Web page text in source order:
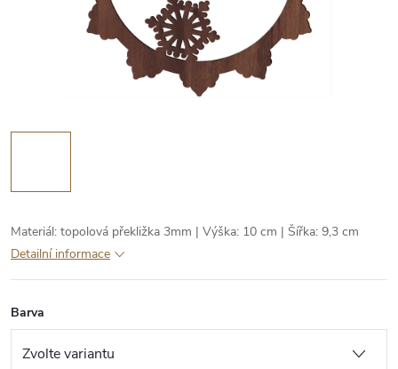
Materiál: topolová překližka 3mm | Výška: 10 cm | Šířka: 9,3 cm
Detailní informace
Barva